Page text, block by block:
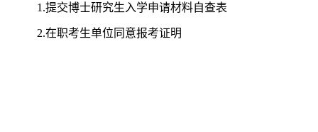
1.提交博士研究生入学申请材料自查表
2.在职考生单位同意报考证明